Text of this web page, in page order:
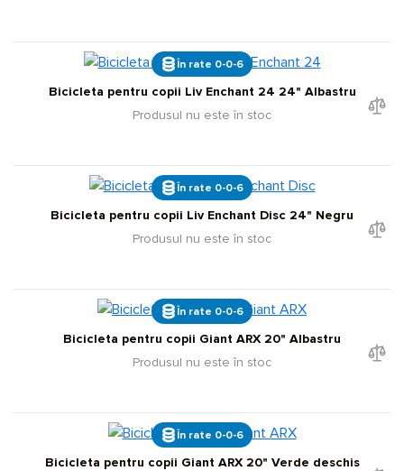
În rate 0-0-6
Bicicleta pentru copii Liv Enchant 24 24" Albastru
Produsul nu este în stoc
În rate 0-0-6
Bicicleta pentru copii Liv Enchant Disc 24" Negru
Produsul nu este în stoc
În rate 0-0-6
Bicicleta pentru copii Giant ARX 20" Albastru
Produsul nu este în stoc
În rate 0-0-6
Bicicleta pentru copii Giant ARX 20" Verde deschis